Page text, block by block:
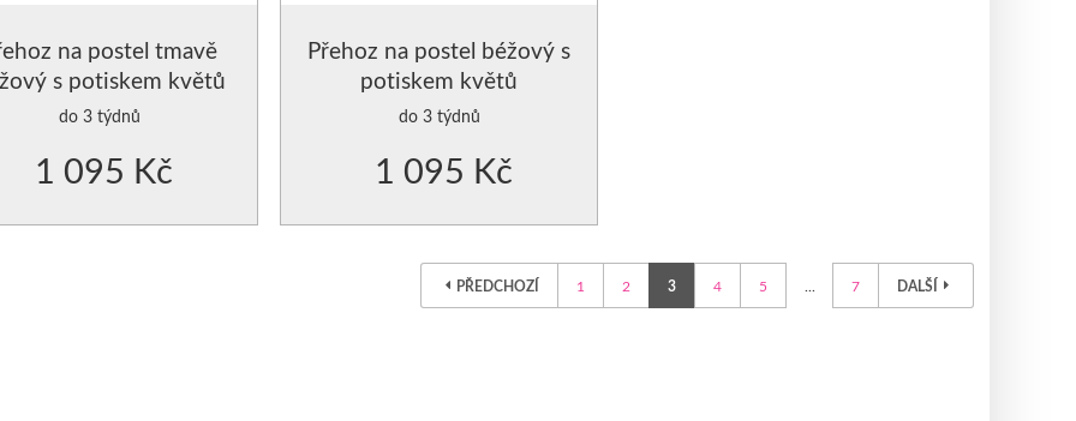
na postel tmavě
s potiskem květů
(kopie)
do 3 týdnů
1 095 Kč
Přehoz na postel béžový s
potiskem květů
do 3 týdnů
1 095 Kč
PŘEDCHOZÍ 1 2 3 4 5 7 DALŠÍ